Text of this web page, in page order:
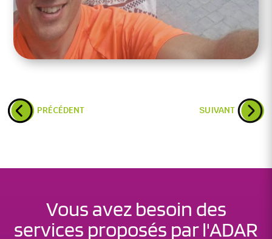
PRÉCÉDENT SUIVANT
Vous avez besoin des
services proposés par l'ADAR